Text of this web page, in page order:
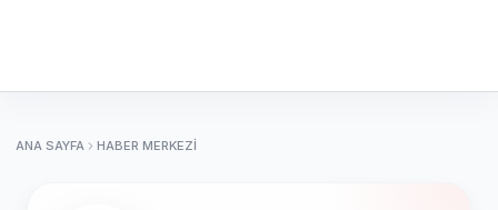
ANA SAYFA HABER MERKEZI